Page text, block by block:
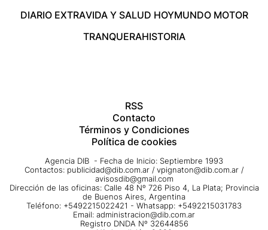
DIARIO EXTRAVIDA Y SALUD HOYMUNDO MOTOR
TRANQUERAHISTORIA
RSS
Contacto
Términos y Condiciones
Política de cookies
Agencia DIB - Fecha de Inicio: Septiembre 1993
Contactos: publicidad@dib.com.ar / vpignaton@dib.com.ar /
avisosdib@gmail.com
Dirección de las oficinas: Calle 48 Nº 726 Piso 4, La Plata; Provincia
de Buenos Aires, Argentina
Teléfono: +5492215022421 - Whatsapp: +5492215031783
Email: administracion@dib.com.ar
Registro DNDA Nº 32644856